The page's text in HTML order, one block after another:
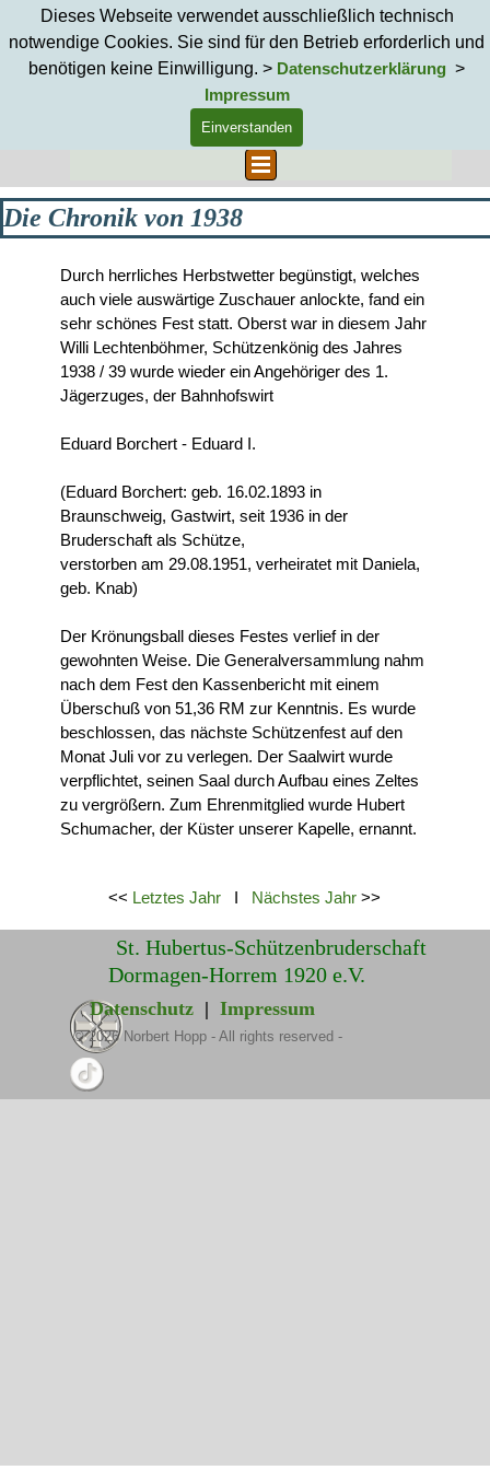
Dieses Webseite verwendet ausschließlich technisch
notwendige Cookies. Sie sind für den Betrieb erforderlich und
benötigen keine Einwilligung. > Datenschutzerklärung >
Impressum
Einverstanden
Direkt zum Seiteninhalt
Suchen
Menü überspringen
Die Chronik von 1938
Durch herrliches Herbstwetter begünstigt, welches
auch viele auswärtige Zuschauer anlockte, fand ein
sehr schönes Fest statt. Oberst war in diesem Jahr
Willi Lechtenböhmer, Schützenkönig des Jahres
1938 / 39 wurde wieder ein Angehöriger des 1.
Jägerzuges, der Bahnhofswirt
Eduard Borchert - Eduard I.
(Eduard Borchert: geb. 16.02.1893 in
Braunschweig, Gastwirt, seit 1936 in der
Bruderschaft als Schütze,
verstorben am 29.08.1951, verheiratet mit Daniela,
geb. Knab)
Der Krönungsball dieses Festes verlief in der
gewohnten Weise. Die Generalversammlung nahm
nach dem Fest den Kassenbericht mit einem
Überschuß von 51,36 RM zur Kenntnis. Es wurde
beschlossen, das nächste Schützenfest auf den
Monat Juli vor zu verlegen. Der Saalwirt wurde
verpflichtet, seinen Saal durch Aufbau eines Zeltes
zu vergrößern. Zum Ehrenmitglied wurde Hubert
Schumacher, der Küster unserer Kapelle, ernannt.
<< Letztes Jahr Nächstes Jahr >>
St. Hubertus-Schützenbruderschaft
Dormagen-Horrem 1920 e.V.
Datenschutz | Impressum
©2026Norbert Hopp - All rights reserved -